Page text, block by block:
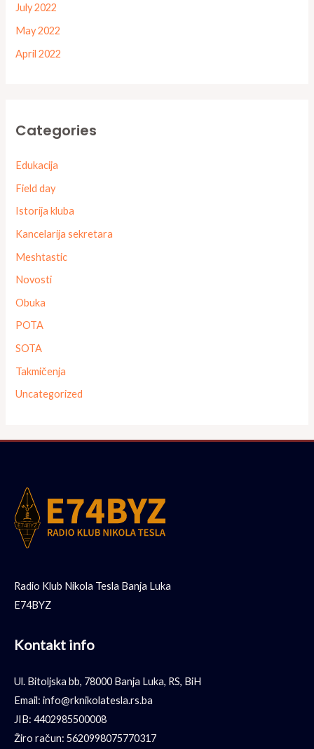
July 2022
May 2022
April 2022
Categories
Edukacija
Field day
Istorija kluba
Kancelarija sekretara
Meshtastic
Novosti
Obuka
POTA
SOTA
Takmičenja
Uncategorized
Radio Klub Nikola Tesla Banja Luka
E74BYZ
Kontakt info
Ul. Bitoljska bb, 78000 Banja Luka, RS, BiH
Email: info@rknikolatesla.rs.ba
JIB: 4402985500008
Žiro račun: 5620998075770317